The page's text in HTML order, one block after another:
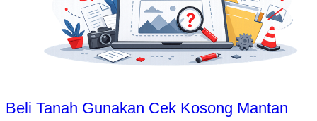
Beli Tanah Gunakan Cek Kosong Mantan